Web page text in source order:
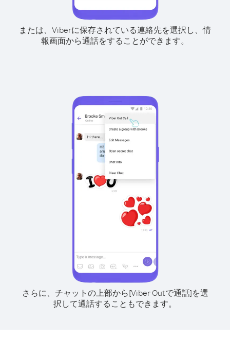
または、Viberに保存されている連絡先を選択し、情
報画面から通話をすることができます。
さらに、チャットの上部から[Viber Outで通話]を選
択して通話することもできます。